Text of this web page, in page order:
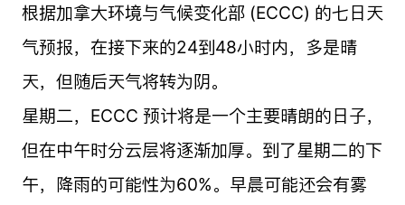
根据加拿大环境与气候变化部 (ECCC) 的七日天
气预报，在接下来的24到48小时内，多是晴
天，但随后天气将转为阴。
星期二，ECCC 预计将是一个主要晴朗的日子，
但在中午时分云层将逐渐加厚。到了星期二的下
午，降雨的可能性为60%。早晨可能还会有雾